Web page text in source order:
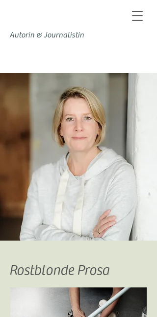
Autorin & Journalistin
Rostblonde Prosa